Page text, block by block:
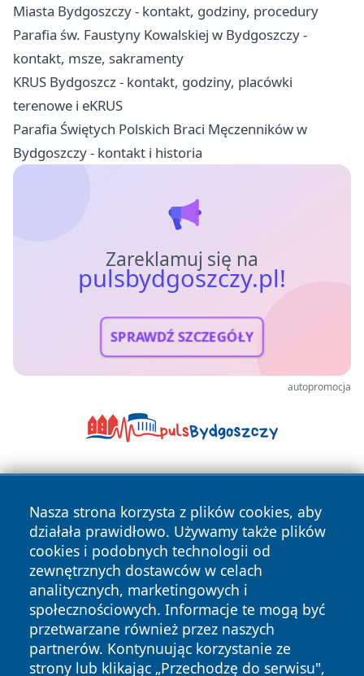
Miasta Bydgoszczy - kontakt, godziny, procedury
Parafia św. Faustyny Kowalskiej w Bydgoszczy -
kontakt, msze, sakramenty
KRUS Bydgoszcz - kontakt, godziny, placówki
terenowe i eKRUS
Parafia Świętych Polskich Braci Męczenników w
Bydgoszczy - kontakt i historia
Zareklamuj się na
pulsbydgoszczy.pl!
SPRAWDŹ SZCZEGÓŁY
autopromocja
Nasza strona korzysta z plików cookies, aby
działała prawidłowo. Używamy także plików
cookies i podobnych technologii od
zewnętrznych dostawców w celach
analitycznych, marketingowych i
społecznościowych. Informacje te mogą być
przetwarzane również przez naszych
partnerów. Kontynuując korzystanie ze
strony lub klikając „Przechodzę do serwisu",
Copyright © 2026 pulsbydgoszczy.pl Wszystkie prawa
zastrzeżone.
News Autorzy
Polityka
Prywatności
Polityka
Cookies